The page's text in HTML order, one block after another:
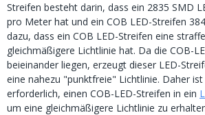
Streifen besteht darin, dass ein 2835 SMD
pro Meter hat und ein COB LED-Streifen
dazu, dass ein COB LED-Streifen eine
gleichmäßigere Lichtlinie hat. Da die COB-
beieinander liegen, erzeugt dieser LED-
eine nahezu "punktfreie" Lichtlinie. Daher
erforderlich, einen COB-LED-Streifen in ein
um eine gleichmäßigere Lichtlinie zu